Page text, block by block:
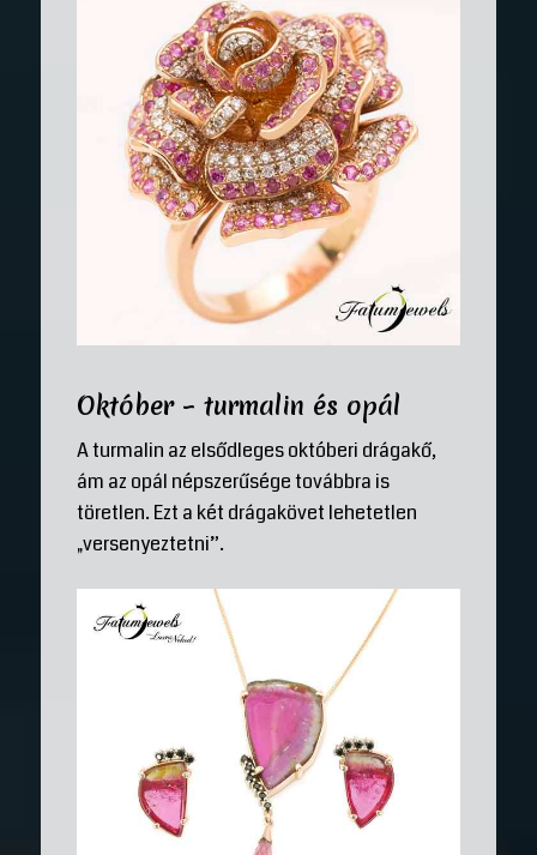
Október – turmalin és opál
A turmalin az elsődleges októberi drágakő,
ám az opál népszerűsége továbbra is
töretlen. Ezt a két drágakövet lehetetlen
„versenyeztetni”.